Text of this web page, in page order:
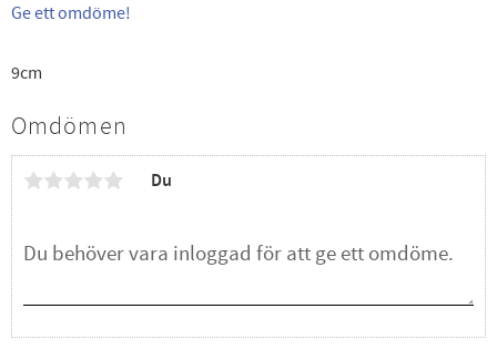
Ge ett omdöme!
9cm
Omdömen
Du